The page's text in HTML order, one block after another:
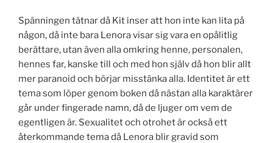
Spänningen tätnar då Kit inser att hon inte kan lita på
någon, då inte bara Lenora visar sig vara en opålitlig
berättare, utan även alla omkring henne, personalen,
hennes far, kanske till och med hon själv då hon blir allt
mer paranoid och börjar misstänka alla. Identitet är ett
tema som löper genom boken då nästan alla karaktärer
går under fingerade namn, då de ljuger om vem de
egentligen är. Sexualitet och otrohet är också ett
återkommande tema då Lenora blir gravid som